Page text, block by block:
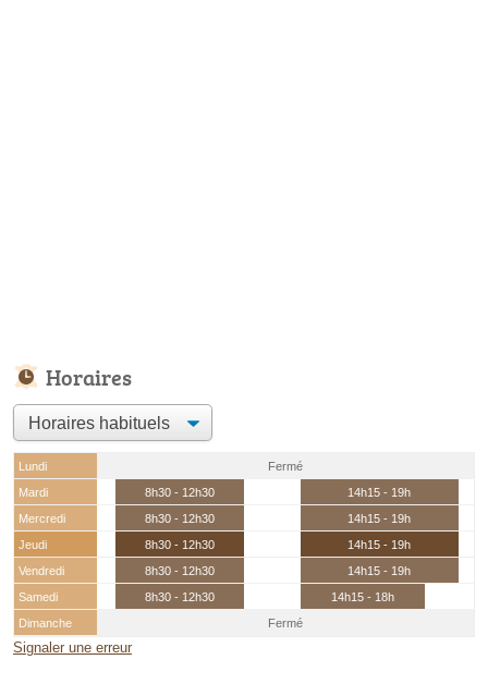
Horaires
Lundi
Fermé
Mardi
8h30 - 12h30
14h15 - 19h
Mercredi
8h30 - 12h30
14h15 - 19h
Jeudi
8h30 - 12h30
14h15 - 19h
Vendredi
8h30 - 12h30
14h15 - 19h
Samedi
8h30 - 12h30
14h15 - 18h
Dimanche
Fermé
Signaler une erreur